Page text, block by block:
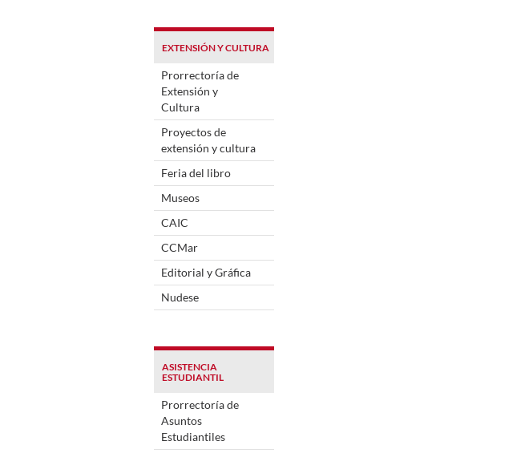
EXTENSIÓN Y CULTURA
Prorrectoría de
Extensión y
Cultura
Proyectos de
extensión y cultura
Feria del libro
Museos
CAIC
CCMar
Editorial y Gráfica
Nudese
ASISTENCIA
ESTUDIANTIL
Prorrectoría de
Asuntos
Estudiantiles